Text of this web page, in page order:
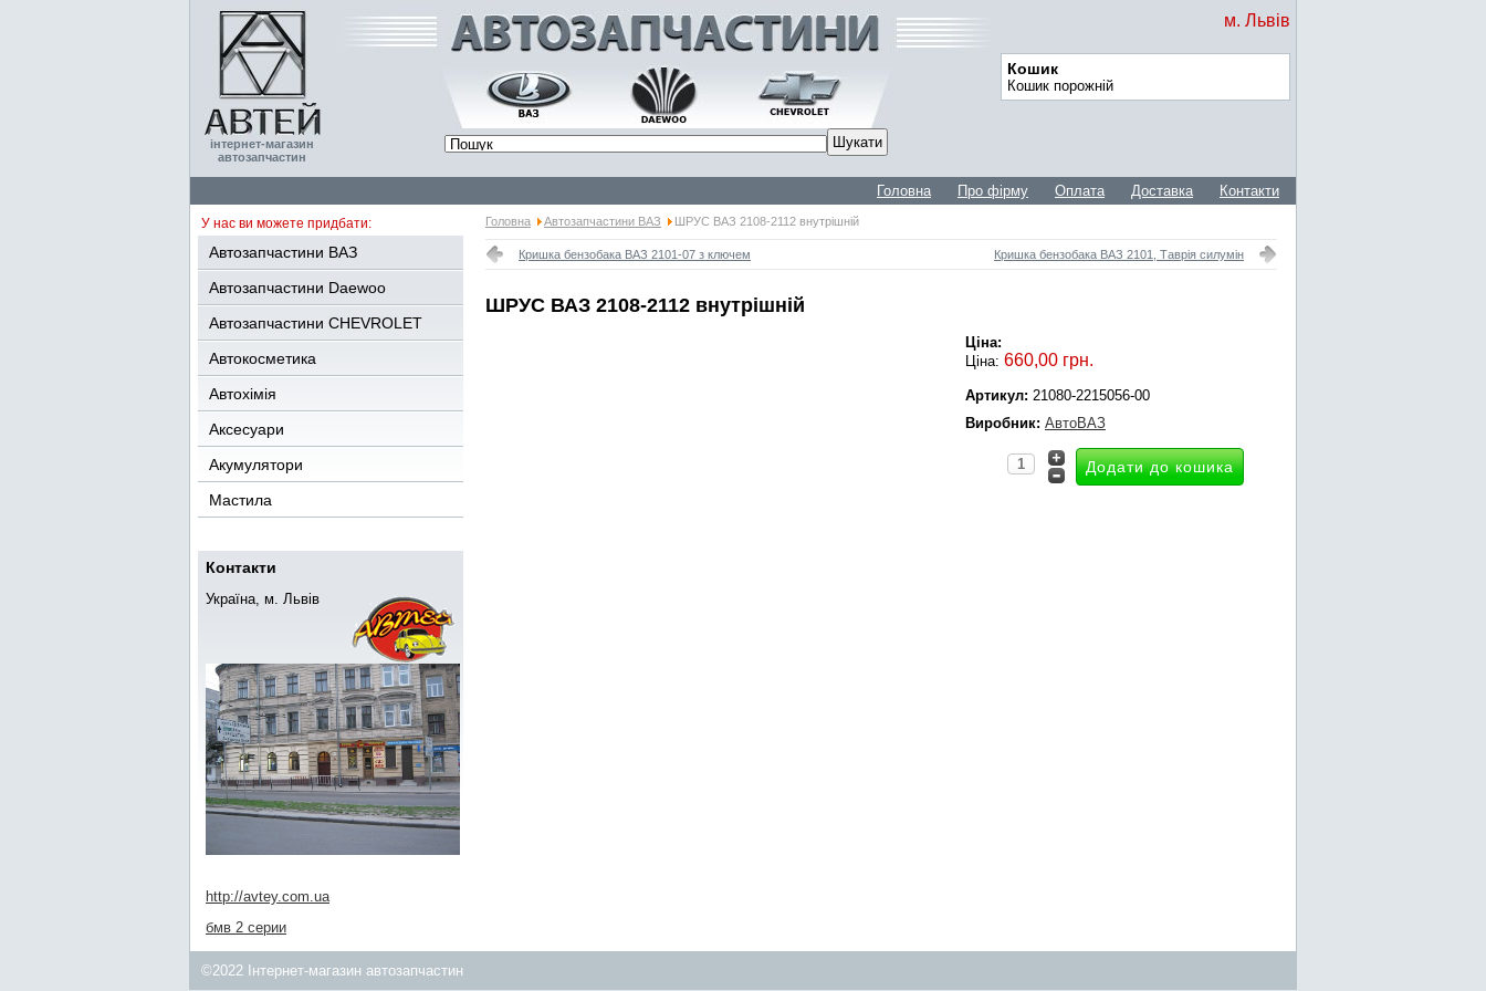
інтернет-магазин
автозапчастин
м. Львів
Кошик
Кошик порожній
Головна Про фірму Оплата Доставка Контакти
У нас ви можете придбати:
Автозапчастини ВАЗ
Автозапчастини Daewoo
Автозапчастини CHEVROLET
Автокосметика
Автохімія
Аксесуари
Акумулятори
Мастила
Контакти
Україна, м. Львів
http://avtey.com.ua
бмв 2 серии
Головна Автозапчастини ВАЗ ШРУС ВАЗ 2108-2112 внутрішній
Кришка бензобака ВАЗ 2101-07 з ключем Кришка бензобака ВАЗ 2101, Таврія силумін
ШРУС ВАЗ 2108-2112 внутрішній
Ціна:
Ціна: 660,00 грн.
Артикул: 21080-2215056-00
Виробник: АвтоВАЗ
©2022 Інтернет-магазин автозапчастин